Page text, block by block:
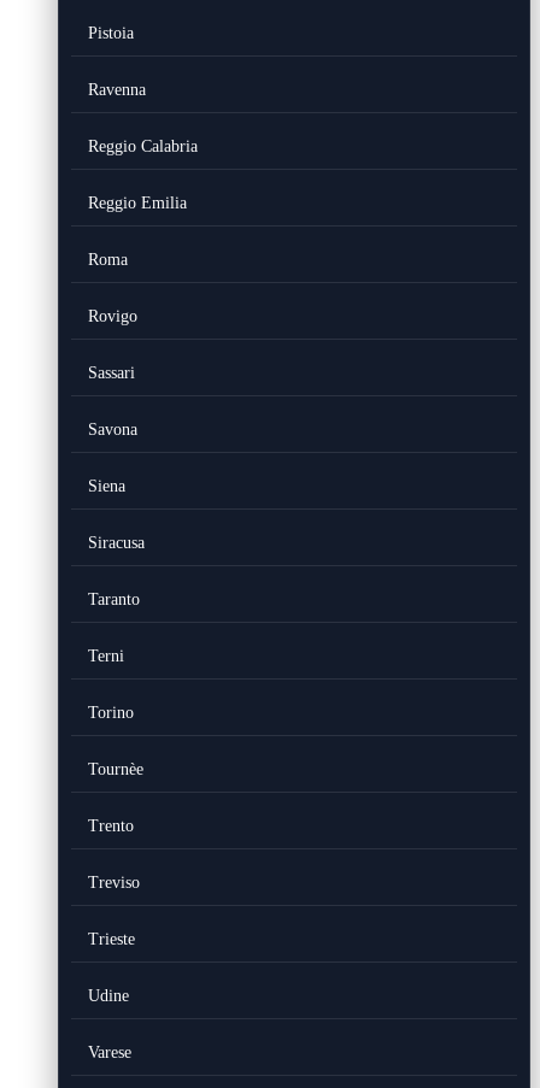
Pistoia
Ravenna
Reggio Calabria
Reggio Emilia
Roma
Rovigo
Sassari
Savona
Siena
Siracusa
Taranto
Terni
Torino
Tournèe
Trento
Treviso
Trieste
Udine
Varese